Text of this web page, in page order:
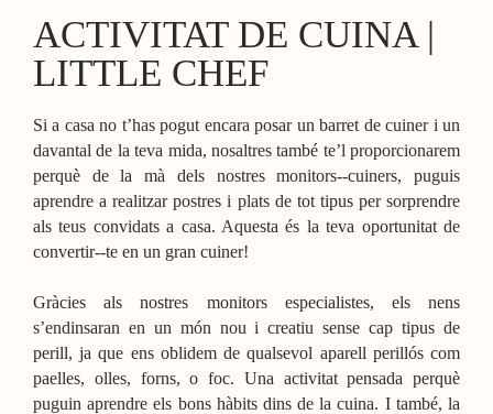
ACTIVITAT DE CUINA |
LITTLE CHEF
Si a casa no t’has pogut encara posar un barret de cuiner i un
davantal de la teva mida, nosaltres també te’l proporcionarem
perquè de la mà dels nostres monitors-­‐cuiners, puguis
aprendre a realitzar postres i plats de tot tipus per sorprendre
als teus convidats a casa. Aquesta és la teva oportunitat de
convertir-­‐te en un gran cuiner!
Gràcies als nostres monitors especialistes, els nens
s’endinsaran en un món nou i creatiu sense cap tipus de
perill, ja que ens oblidem de qualsevol aparell perillós com
paelles, olles, forns, o foc. Una activitat pensada perquè
puguin aprendre els bons hàbits dins de la cuina. I també, la